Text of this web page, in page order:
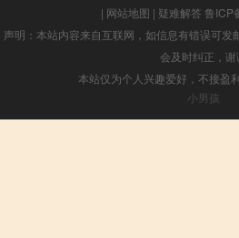
| 网站地图 | 疑难解答 鲁ICP
声明：本站内容来自互联网，如信息有错误可
会及时纠正，谢
本站仅为个人兴趣爱好，不接盈
小男孩